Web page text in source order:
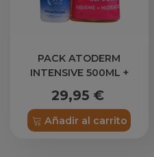
PACK ATODERM
INTENSIVE 500ML +
DUCHA 1L BIODERMA
29,95 €
Añadir al carrito